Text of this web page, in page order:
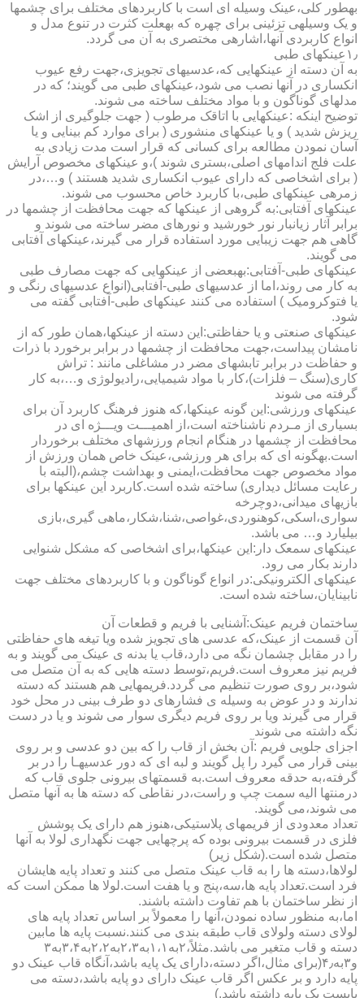
به­طور کلی،عینک وسیله ای است با کاربردهای مختلف برای چشمها
و یک وسیله­ی تزئینی برای چهره که به­علت کثرت در تنوع مدل و
انواع کاربردی آنها،اشاره­ی مختصری به آن می گردد.
۱٫عینکهای طبی
به آن دسته از عینکهایی که،عدسیهای تجویزی،جهت رفع عیوب
انکساری در آنها نصب می شود،عینکهای طبی می گویند؛ که در
مدلهای گوناگون و با مواد مختلف ساخته می شوند.
توضیح اینکه :عینکهایی با اتاقک مرطوب ( جهت جلوگیری از اشک
ریزش شدید ) و یا عینکهای منشوری ( برای موارد کم بینایی و یا
آسان نمودن مطالعه برای کسانی که قرار است مدت زیادی به
علت فلج اندامهای اصلی،بستری شوند )،و عینکهای مخصوص آرایش
( برای اشخاصی که دارای عیوب انکساری شدید هستند ) و…،در
زمره­ی عینکهای طبی،با کاربرد خاص محسوب می شوند.
عینکهای آفتابی:به گروهی از عینکها که جهت محافظت از چشمها در
برابر آثار زیانبار نور خورشید و نورهای مضر ساخته می شوند و
گاهی هم جهت زیبایی مورد استفاده قرار می گیرند،عینکهای آفتابی
می گویند.
عینکهای طبی-آفتابی:به­بعضی از عینکهایی که جهت مصارف طبی
به کار می روند،اما از عدسیهای طبی-آفتابی(انواع عدسیهای رنگی و
یا فتوکرومیک ) استفاده می کنند عینکهای طبی-آفتابی گفته می
شود.
عینکهای صنعتی و یا حفاظتی:این دسته از عینکها،همان طور که از
نامشان پیداست،جهت محافظت از چشمها در برابر برخورد با ذرات
و حفاظت در برابر تابشهای مضر در مشاغلی مانند : تراش
کاری(سنگ – فلزات)،کار با مواد شیمیایی،رادیولوژی و…،به کار
گرفته می شوند
عینکهای ورزشی:این گونه عینکها،که هنوز فرهنگ کاربرد آن برای
بسیاری از مـردم ناشناخته است،از اهمیـــت ویـــژه ای در
محافظت از چشمها در هنگام انجام ورزشهای مختلف برخوردار
است.به­گونه ای که برای هر ورزشی،عینک خاص همان ورزش از
مواد مخصوص جهت محافظت،ایمنی و بهداشت چشم،(البته با
رعایت مسائل دیداری) ساخته شده است.کاربرد این عینکها برای
بازیهای میدانی،دوچرخه
سواری،اسکی،کوهنوردی،غواصی،شنا،شکار،ماهی گیری،بازی
بیلیارد و… می باشد.
عینکهای سمعک دار:این عینکها،برای اشخاصی که مشکل شنوایی
دارند بکار می رود.
عینکهای الکترونیکی:در انواع گوناگون و با کاربردهای مختلف جهت
نابینایان،ساخته شده است.
ساختمان فریم عینک:آشنایی با فریم و قطعات آن
آن قسمت از عینک،که عدسی های تجویز شده ویا تیغه های حفاظتی
را در مقابل چشمان نگه می دارد،قاب یا بدنه ی عینک می گویند و به
فریم نیز معروف است.فریم،توسط دسته هایی که به آن متصل می
شود،بر روی صورت تنظیم می گردد.فریمهایی هم هستند که دسته
ندارند و در عوض به وسیله ی فشارهای دو طرف بینی در محل خود
قرار می گیرند ویا بر روی فریم دیگری سوار می شوند و یا در دست
نگه داشته می شوند
اجزای جلویی فریم :آن بخش از قاب را که بین دو عدسی و بر روی
بینی قرار می گیرد را پل گویند و لبه ای که دور عدسیهـا را در بر
گرفته،به حدقه معروف است.به قسمتهای بیرونی جلوی قاب که
درمنتها الیه سمت چپ و راست،در نقاطی که دسته ها به آنها متصل
می شوند،می گویند.
تعداد معدودی از فریمهای پلاستیکی،هنوز هم دارای یک پوشش
فلزی در قسمت بیرونی بوده که پرچهایی جهت نگهداری لولا به آنها
متصل شده است.(شکل زیر)
لولاها،دسته ها را به قاب عینک متصل می کنند و تعداد پایه هایشان
فرد است.تعداد پایه ها،سه،پنج و یا هفت است.لولا ها ممکن است که
از نظر ساختمان با هم تفاوت داشته باشند.
اما،به منظور ساده نمودن،آنها را معمولاً بر اساس تعداد پایه های
لولای دسته ولولای قاب طبقه بندی می کنند.نسبت پایه ها مابین
دسته و قاب متغیر می باشد.مثلاً،۲به۱،۱به۲،۳به۲،۲به۳،۴به۳
و۳به۴٫(برای مثال،اگر دسته،دارای یک پایه باشد،آنگاه قاب عینک دو
پایه دارد و بر عکس اگر قاب عینک دارای دو پایه باشد،دسته می
بایست یک پایه داشته باشد.)